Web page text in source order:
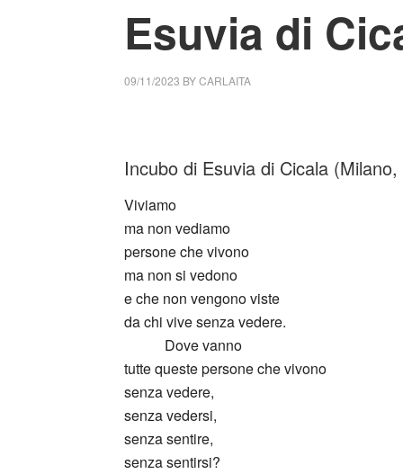
Esuvia di
09/11/2023 BYCARLAITA
Incubo di Esuvia di Cicala (Milano,
Viviamo
ma non vediamo
persone che vivono
ma non si vedono
e che non vengono viste
da chi vive senza vedere.
Dove vanno
tutte queste persone che vivono
senza vedere,
senza vedersi,
senza sentire,
senza sentirsi?